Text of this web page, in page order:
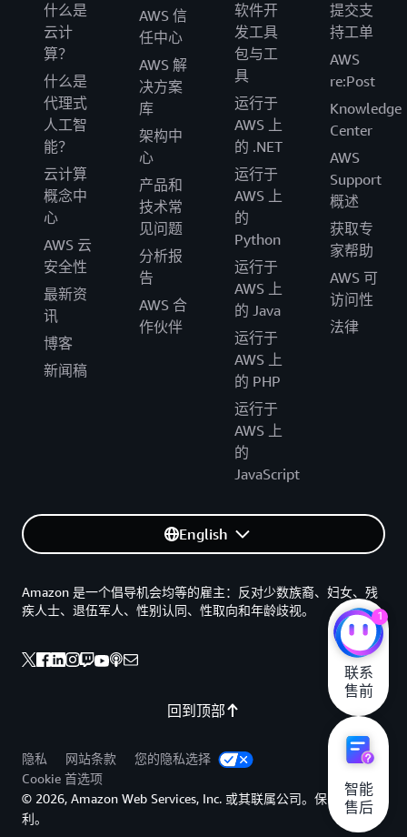
什么是
云计
算？
什么是
代理式
人工智
能？
云计算
概念中
心
AWS 云
安全性
最新资
讯
博客
新闻稿
AWS 信
任中心
AWS 解
决方案
库
架构中
心
产品和
技术常
见问题
分析报
告
AWS 合
作伙伴
软件开
发工具
包与工
具
运行于
AWS 上
的 .NET
运行于
AWS 上
的
Python
运行于
AWS 上
的 Java
运行于
AWS 上
的 PHP
运行于
AWS 上
的
JavaScript
提交支
持工单
AWS
re:Post
Knowledge
Center
AWS
Support
概述
获取专
家帮助
AWS 可
访问性
法律
English
回到顶部
Amazon 是一个倡导机会均等的雇主：反对少数族裔、妇女、残
疾人士、退伍军人、性别认同、性取向和年龄歧视。
隐私 网站条款
您的隐私选择
Cookie 首选项
© 2026, Amazon Web Services, Inc. 或其联属公司。保留所有权
利。
1
联系
售前
智能
售后